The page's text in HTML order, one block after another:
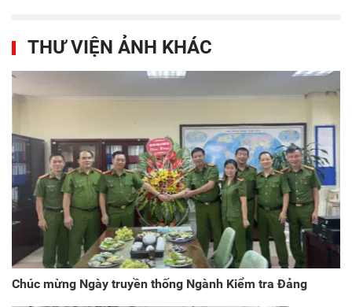
THƯ VIỆN ẢNH KHÁC
Chúc mừng Ngày truyền thống Ngành Kiểm tra Đảng